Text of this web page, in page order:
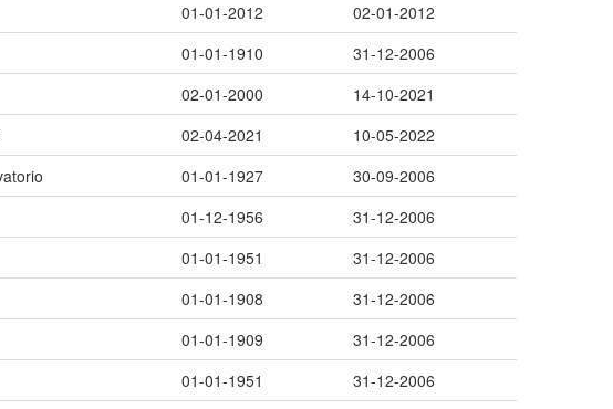
01-01-2012
02-01-2012
01-01-1910
31-12-2006
02-01-2000
14-10-2021
02-04-2021
10-05-2022
01-01-1927
30-09-2006
01-12-1956
31-12-2006
01-01-1951
31-12-2006
01-01-1908
31-12-2006
01-01-1909
31-12-2006
01-01-1951
31-12-2006